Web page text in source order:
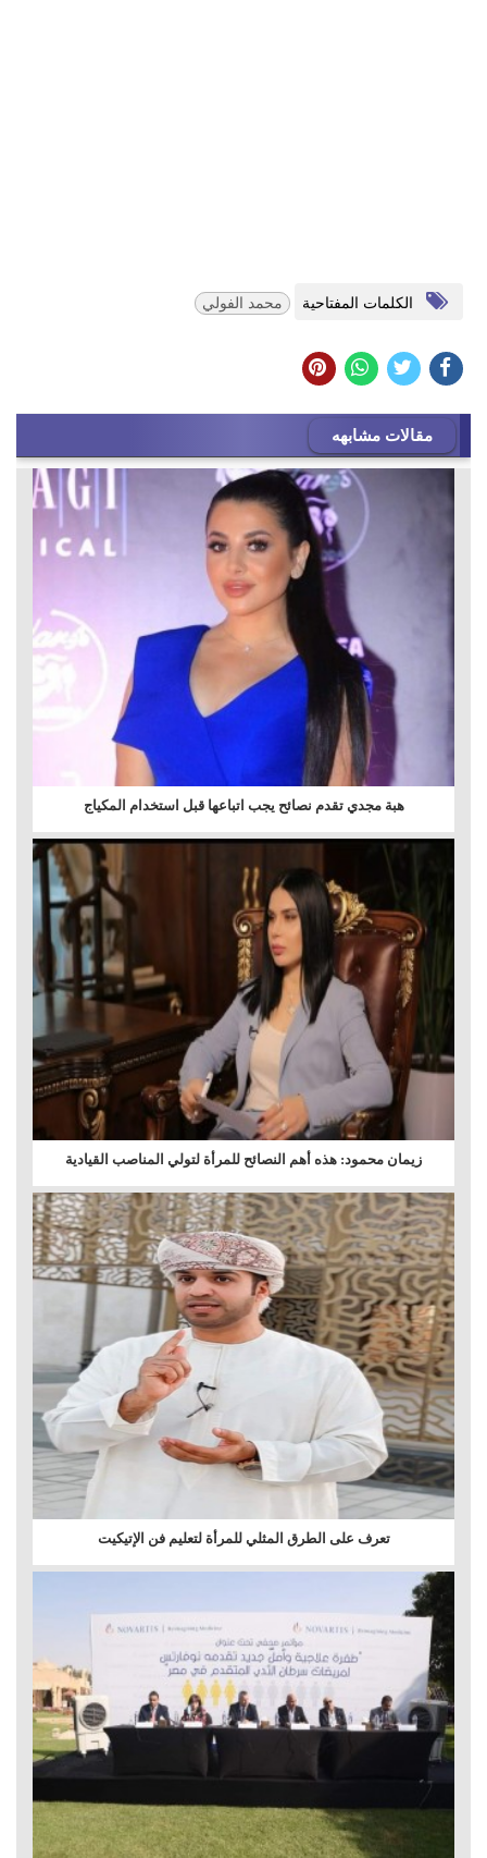
الكلمات المفتاحية محمد الفولي
مقالات مشابهه
هبة مجدي تقدم نصائح يجب اتباعها قبل استخدام المكياج
زيمان محمود: هذه أهم النصائح للمرأة لتولي المناصب القيادية
تعرف على الطرق المثلي للمرأة لتعليم فن الإتيكيت